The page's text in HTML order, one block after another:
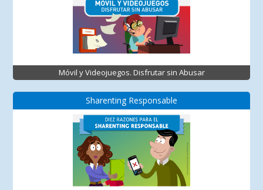
Móvil y Videojuegos. Disfrutar sin Abusar
Sharenting Responsable